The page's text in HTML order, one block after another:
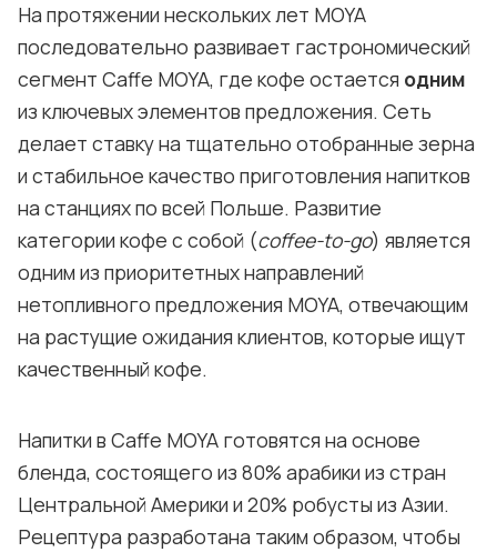
На протяжении нескольких лет MOYA
последовательно развивает гастрономический
сегмент Caffe MOYA, где кофе остается одним
из ключевых элементов предложения. Сеть
делает ставку на тщательно отобранные зерна
и стабильное качество приготовления напитков
на станциях по всей Польше. Развитие
категории кофе с собой (coffee-to-go) является
одним из приоритетных направлений
нетопливного предложения MOYA, отвечающим
на растущие ожидания клиентов, которые ищут
качественный кофе.
Напитки в Caffe MOYA готовятся на основе
бленда, состоящего из 80% арабики из стран
Центральной Америки и 20% робусты из Азии.
Рецептура разработана таким образом, чтобы